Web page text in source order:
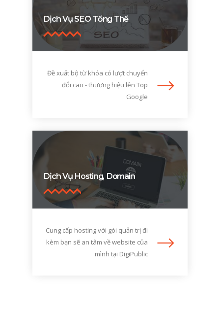
Dịch Vụ SEO Tổng Thể
Đề xuất bộ từ khóa có lượt chuyển
đổi cao - thương hiệu lên Top
Google
Dịch Vụ Hosting, Domain
Cung cấp hosting với gói quản trị đi
kèm bạn sẽ an tâm về website của
mình tại DigiPublic